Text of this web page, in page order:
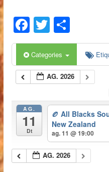
F
a
c
e
b
o
o
k
T
w
itt
er
C
o
p
ar
te
ix
Categories
AG. 2026
AG.
11
Dt
🏉 All Blacks
New Zealand
ag. 11 @ 19:00
AG. 2026